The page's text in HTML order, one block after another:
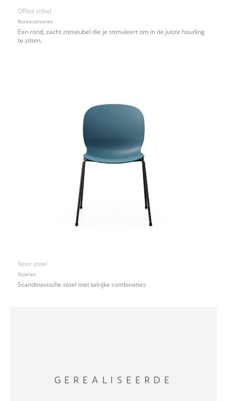
Office zitbal
Bureaustoelen
Een rond, zacht zitmeubel die je stimuleert om in de juiste houding
te zitten.
Noor stoel
Stoelen
Scandinavische stoel met talrijke combinaties
GEREALISEERDE